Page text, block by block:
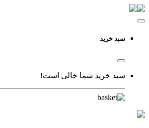
سبد خرید
سبد خرید شما خالی است!